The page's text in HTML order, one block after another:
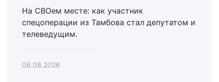
На СВОем месте: как участник
спецоперации из Тамбова стал депутатом и
телеведущим.
06.08.2026